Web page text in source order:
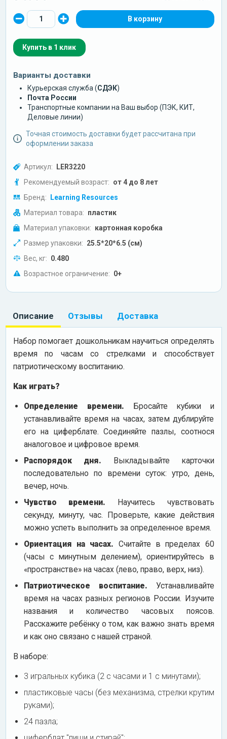
Купить в 1 клик
Варианты доставки
Курьерская служба (СДЭК)
Почта России
Транспортные компании на Ваш выбор (ПЭК, КИТ,
Деловые линии)
Точная стоимость доставки будет рассчитана при
оформлении заказа
Артикул: LER3220
Рекомендуемый возраст: от 4 до 8 лет
Бренд: Learning Resources
Материал товара: пластик
Материал упаковки: картонная коробка
Размер упаковки: 25.5*20*6.5 (см)
Вес, кг: 0.480
Возрастное ограничение: 0+
Описание Отзывы Доставка
Набор помогает дошкольникам научиться определять
время по часам со стрелками и способствует
патриотическому воспитанию.
Как играть?
Определение времени. Бросайте кубики и
устанавливайте время на часах, затем дублируйте
его на циферблате. Соединяйте пазлы, соотнося
аналоговое и цифровое время.
Распорядок дня. Выкладывайте карточки
последовательно по времени суток: утро, день,
вечер, ночь.
Чувство времени. Научитесь чувствовать
секунду, минуту, час. Проверьте, какие действия
можно успеть выполнить за определенное время.
Ориентация на часах. Считайте в пределах 60
(часы с минутным делением), ориентируйтесь в
«пространстве» на часах (лево, право, верх, низ).
Патриотическое воспитание. Устанавливайте
время на часах разных регионов России. Изучите
названия и количество часовых поясов.
Расскажите ребёнку о том, как важно знать время
и как оно связано с нашей страной.
В наборе:
3 игральных кубика (2 с часами и 1 с минутами);
пластиковые часы (без механизма, стрелки крутим
руками);
24 пазла;